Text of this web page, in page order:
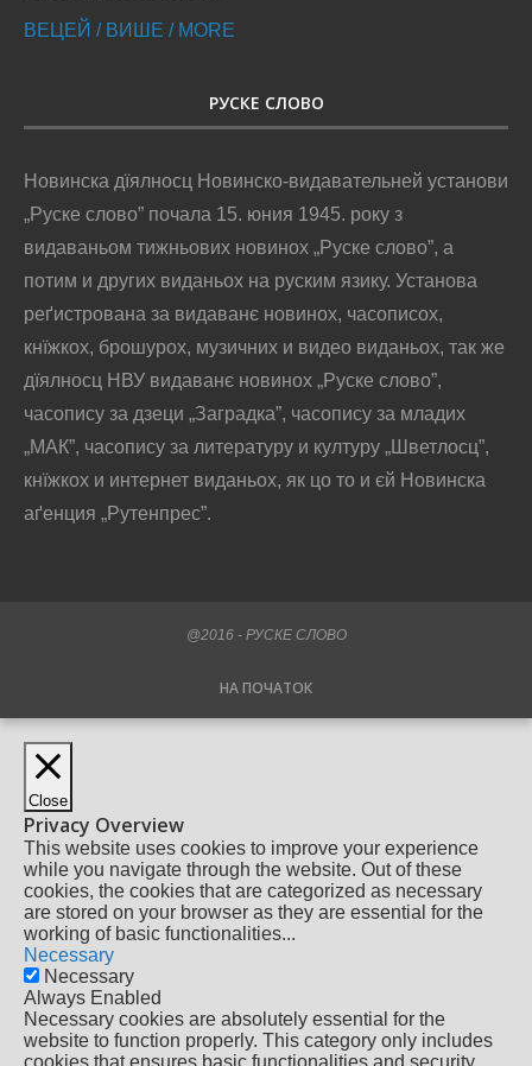
ВЕЦЕЙ / ВИШЕ / MORE
РУСКЕ СЛОВО
Новинска дїялносц Новинско-видавательней установи
„Руске слово” почала 15. юния 1945. року з
видаваньом тижньових новинох „Руске слово”, а
потим и других виданьох на руским язику. Установа
реґистрована за видаванє новинох, часописох,
кнїжкох, брошурох, музичних и видео виданьох, так же
дїялносц НВУ видаванє новинох „Руске слово”,
часопису за дзеци „Заградка”, часопису за младих
„МАК”, часопису за литературу и културу „Шветлосц”,
кнїжкох и интернет виданьох, як цо то и єй Новинска
аґенция „Рутенпрес”.
@2016 - РУСКЕ СЛОВО
НА ПОЧАТОК
Close
Privacy Overview
This website uses cookies to improve your experience
while you navigate through the website. Out of these
cookies, the cookies that are categorized as necessary
are stored on your browser as they are essential for the
working of basic functionalities...
Necessary
Necessary
Always Enabled
Necessary cookies are absolutely essential for the
website to function properly. This category only includes